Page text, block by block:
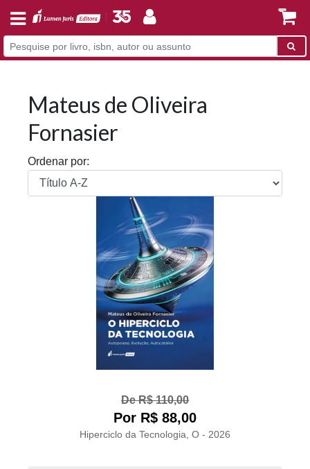
Mateus de Oliveira
Fornasier
Ordenar por:
De R$ 110,00
Por R$ 88,00
Hiperciclo da Tecnologia, O - 2026